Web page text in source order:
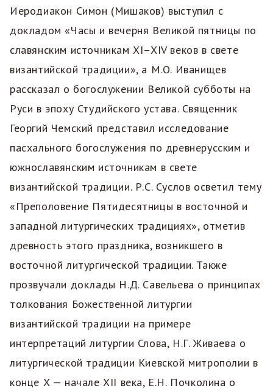
Иеродиакон Симон (Мишаков) выступил с
докладом «Часы и вечерня Великой пятницы по
славянским источникам XI–XIV веков в свете
византийской традиции», а М.О. Иванищев
рассказал о богослужении Великой субботы на
Руси в эпоху Студийского устава. Священник
Георгий Чемский представил исследование
пасхального богослужения по древнерусским и
южнославянским источникам в свете
византийской традиции. Р.С. Суслов осветил тему
«Преполовение Пятидесятницы в восточной и
западной литургических традициях», отметив
древность этого праздника, возникшего в
восточной литургической традиции. Также
прозвучали доклады Н.Д. Савельева о принципах
толкования Божественной литургии
византийской традиции на примере
интерпретаций литургии Слова, Н.Г. Живаева о
литургической традиции Киевской митрополии в
конце X — начале XII века, Е.Н. Почколина о